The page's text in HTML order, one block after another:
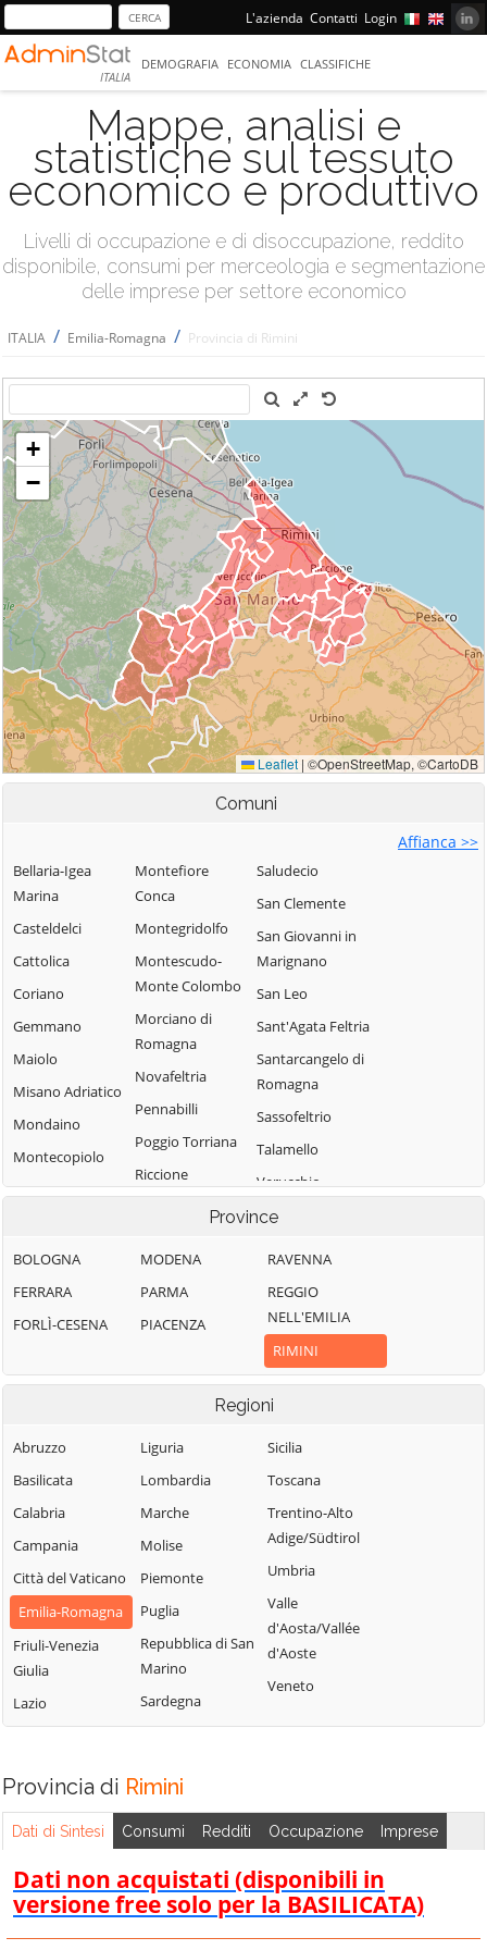
L'azienda Contatti Login
ITALIA
DEMOGRAFIA ECONOMIA CLASSIFICHE
Mappe, analisi e
statistiche sul tessuto
economico e produttivo
Livelli di occupazione e di disoccupazione, reddito
disponibile, consumi per merceologia e segmentazione
delle imprese per settore economico
ITALIA / Emilia-Romagna / Provincia di Rimini
Comuni
Affianca >>
Bellaria-Igea
Marina
Casteldelci
Cattolica
Coriano
Gemmano
Maiolo
Misano Adriatico
Mondaino
Montecopiolo
Montefiore
Conca
Montegridolfo
Montescudo-
Monte Colombo
Morciano di
Romagna
Novafeltria
Pennabilli
Poggio Torriana
Riccione
Saludecio
San Clemente
San Giovanni in
Marignano
San Leo
Sant'Agata Feltria
Santarcangelo di
Romagna
Sassofeltrio
Talamello
Verucchio
Province
BOLOGNA
FERRARA
FORLÌ-CESENA
MODENA
PARMA
PIACENZA
RAVENNA
REGGIO
NELL'EMILIA
RIMINI
Regioni
Abruzzo
Basilicata
Calabria
Campania
Città del Vaticano
Emilia-Romagna
Friuli-Venezia
Giulia
Lazio
Liguria
Lombardia
Marche
Molise
Piemonte
Puglia
Repubblica di San
Marino
Sardegna
Sicilia
Toscana
Trentino-Alto
Adige/Südtirol
Umbria
Valle
d'Aosta/Vallée
d'Aoste
Veneto
Provincia di Rimini
Dati di Sintesi Consumi Redditi Occupazione Imprese
Dati non acquistati (disponibili in
versione free solo per la BASILICATA)